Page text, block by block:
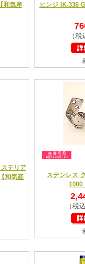
和気産
ヒンジ IK-336
（
ステリア
和気産
ステンレス
1000
（税